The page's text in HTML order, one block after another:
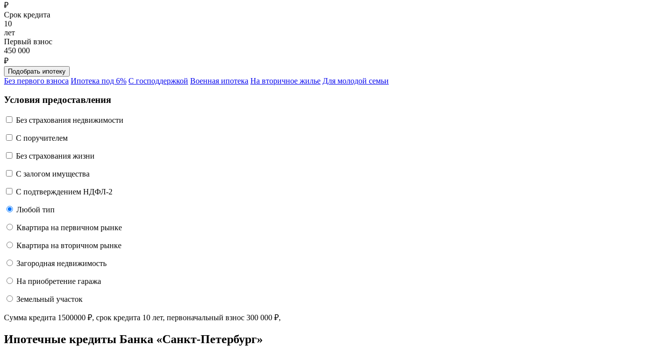
₽
Срок кредита
10
лет
Первый взнос
450 000
₽
Без первого взноса Ипотека под 6% С господдержкой Военная ипотека На вторичное жилье Для молодой семьи
Условия предоставления
Без страхования недвижимости
C поручителем
Без страхования жизни
С залогом имущества
С подтверждением НДФЛ-2
Любой тип
Квартира на первичном рынке
Квартира на вторичном рынке
Загородная недвижимость
На приобретение гаража
Земельный участок
Сумма кредита 1500000 ₽, срок кредита 10 лет, первоначальный взнос 300 000 ₽,
Ипотечные кредиты Банка «Санкт-Петербург»